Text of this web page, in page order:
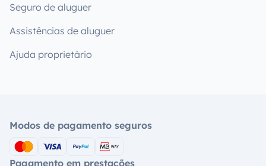
Seguro de aluguer
Assistências de aluguer
Ajuda proprietário
Modos de pagamento seguros
Pagamento em prestações